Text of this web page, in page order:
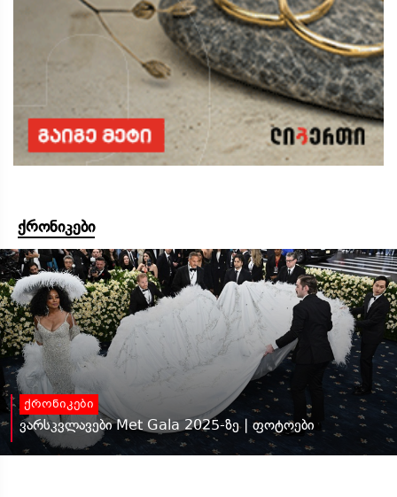
ქრონიკები
ქრონიკები
ვარსკვლავები Met Gala 2025-ზე | ფოტოები